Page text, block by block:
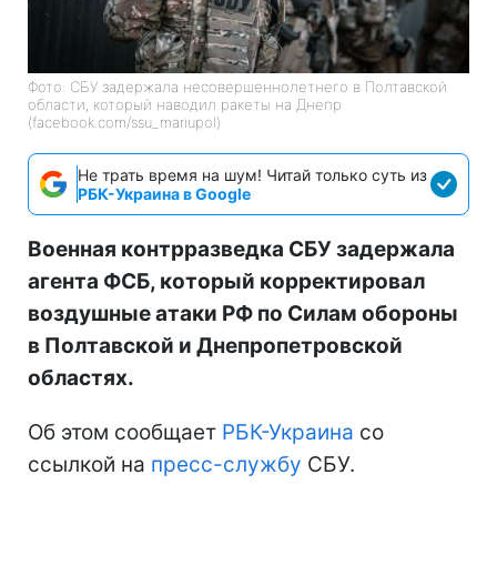
Фото: СБУ задержала несовершеннолетнего в Полтавской
области, который наводил ракеты на Днепр
(facebook.com/ssu_mariupol)
Не трать время на шум! Читай только суть из
РБК-Украина в Google
Военная контрразведка СБУ задержала
агента ФСБ, который корректировал
воздушные атаки РФ по Силам обороны
в Полтавской и Днепропетровской
областях.
Об этом сообщает РБК-Украина со
ссылкой на пресс-службу СБУ.